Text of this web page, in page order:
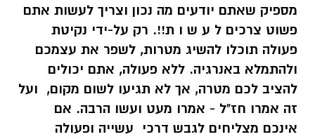
מספיק שאתם יודעים מה נכון וצריך לעשות אתם
פשוט צרכים ל ע ש ו ת!!. רק על-ידי נקיטת
פעולה תוכלו להשיג מטרות, לשפר את עצמכם
ולהתמלא באנרגיה. ללא פעולה, אתם יכולים
להציב לכם מטרה, אך לא תגיעו לשום מקום, ועל
זה אמרו חז"ל - אמרו מעט ועשו הרבה. אם
אינכם מצליחים לגבש דרכי עשייה ופעולה